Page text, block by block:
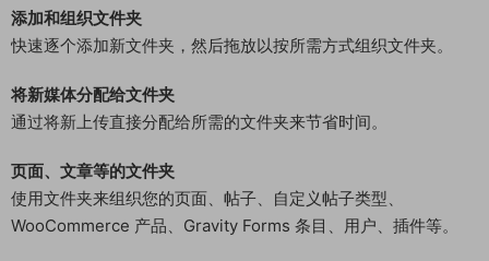
添加和组织文件夹
快速逐个添加新文件夹，然后拖放以按所需方式组织文件夹。
将新媒体分配给文件夹
通过将新上传直接分配给所需的文件夹来节省时间。
页面、文章等的文件夹
使用文件夹来组织您的页面、帖子、自定义帖子类型、
WooCommerce 产品、Gravity Forms 条目、用户、插件等。